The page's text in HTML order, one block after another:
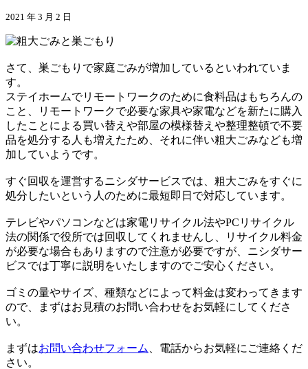
2021 年 3 月 2 日
さて、巣ごもりで家庭ごみが増加しているといわれていま
す。
ステイホームでリモートワークのために食料品はもちろんの
こと、リモートワークで必要な家具や家電などを新たに購入
したことによる買い替えや部屋の模様替えや整理整頓で不要
品を処分する人も増えたため、それに伴い粗大ごみなども増
加していようです。
すぐ回収を運営するニシダサービスでは、粗大ごみをすぐに
処分したいという人のために最短即日で対応しています。
テレビやパソコンなどは家電リサイクル法やPCリサイクル
法の関係で役所では回収してくれませんし、リサイクル料金
が必要な場合もありますので注意が必要ですが、ニシダサー
ビスでは丁寧に説明をいたしますのでご安心ください。
ゴミの量やサイズ、種類などによって料金は変わってきます
ので、まずはお見積のお問い合わせをお気軽にしてくださ
い。
まずはお問い合わせフォーム
、電話からお気軽にご連絡くだ
さい。